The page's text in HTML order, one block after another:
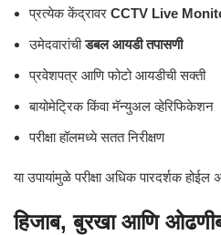
प्रत्येक केंद्रावर CCTV Live
उमेदवारांचीडबल आयडी तपासणी
प्रवेशपत्र आणि फोटो आयडीची सक्ती
बायोमेट्रिक किंवा मॅन्युअल व्हेरिफिकेशन
परीक्षा हॉलमध्ये सतत निरीक्षण
या उपायांमुळे परीक्षा अधिक पारदर्शक
हिजाब, बुरखा आणि